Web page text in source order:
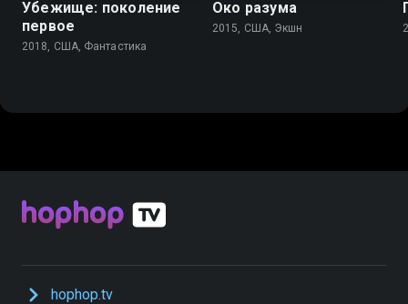
Убежище: поколение
первое
2018, США, Фантастика
Око разума
2015, США, Экшн
hophop.tv